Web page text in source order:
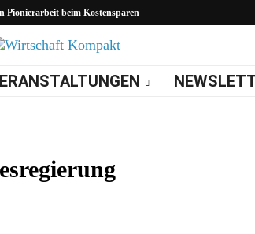
Pionierarbeit beim Kostensparen